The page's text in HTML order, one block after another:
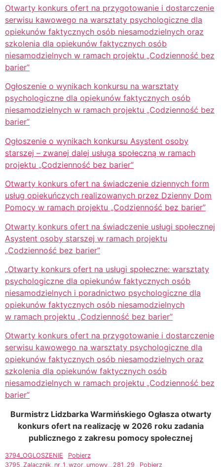
Otwarty konkurs ofert na przygotowanie i dostarczenie
serwisu kawowego na warsztaty psychologiczne dla
opiekunów faktycznych osób niesamodzielnych oraz
szkolenia dla opiekunów faktycznych osób
niesamodzielnych w ramach projektu „Codzienność bez
barier”
Ogłoszenie o wynikach konkursu na warsztaty
psychologiczne dla opiekunów faktycznych osób
niesamodzielnych w ramach projektu „Codzienność bez
barier”
Ogłoszenie o wynikach konkursu Asystent osoby
starszej – zwanej dalej usługa społeczną w ramach
projektu „Codzienność bez barier”
Otwarty konkurs ofert na świadczenie dziennych form
usług opiekuńczych realizowanych przez Dzienny Dom
Pomocy w ramach projektu „Codzienność bez barier”
Otwarty konkurs ofert na świadczenie usługi społecznej
Asystent osoby starszej w ramach projektu
„Codzienność bez barier”
„Otwarty konkurs ofert na usługi społeczne: warsztaty
psychologiczne dla opiekunów faktycznych osób
niesamodzielnych i poradnictwo psychologiczne dla
opiekunów faktycznych osób niesamodzielnych
w ramach projektu „Codzienność bez barier”
Otwarty konkurs ofert na przygotowanie i dostarczenie
serwisu kawowego na warsztaty psychologiczne dla
opiekunów faktycznych osób niesamodzielnych oraz
szkolenia dla opiekunów faktycznych osób
niesamodzielnych w ramach projektu „Codzienność bez
barier”
Burmistrz Lidzbarka Warmińskiego Ogłasza otwarty
konkurs ofert na realizację w 2026 roku zadania
publicznego z zakresu pomocy społecznej
3794_OGLOSZENIE
Pobierz
3795_Zalacznik_nr_1_wzor_umowy__281_29
Pobierz